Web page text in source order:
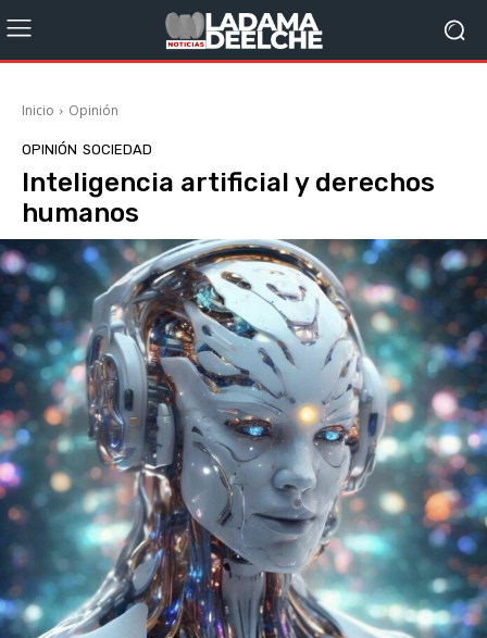
Inicio Opinión
OPINIÓN SOCIEDAD
Inteligencia artificial y derechos
humanos